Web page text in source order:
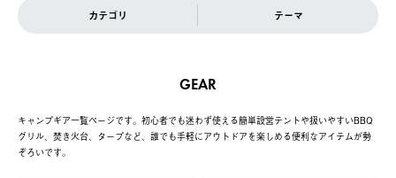
カテゴリ テーマ
GEAR
キャンプギア一覧ページです。初心者でも迷わず使える簡単設営テントや扱いやすいBBQ
グリル、焚き火台、タープなど、誰でも手軽にアウトドアを楽しめる便利なアイテムが勢
ぞろいです。